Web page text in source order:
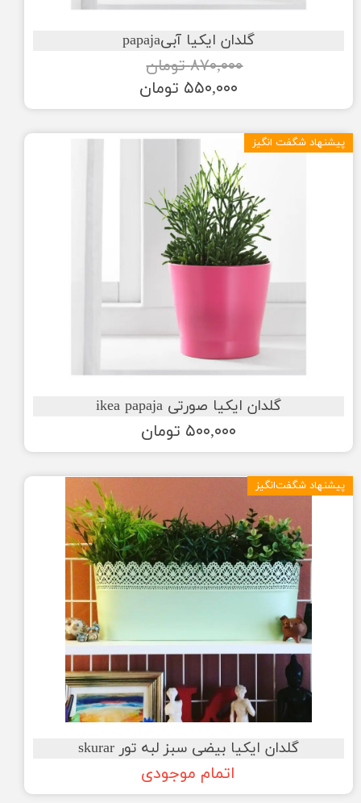
گلدان ایکیا آبیpapaja
۸۷۰,۰۰۰ تومان
۵۵۰,۰۰۰ تومان
گلدان ایکیا صورتی ikea papaja
۵۰۰,۰۰۰ تومان
پیشنهاد شگفت انگیز
گلدان ایکیا بیضی سبز لبه تور skurar
اتمام موجودی
پیشنهاد شگفت‌انگیز